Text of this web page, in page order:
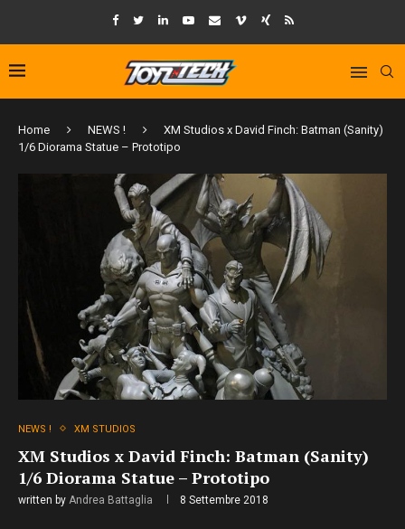
Home NEWS !
XM Studios x David Finch: Batman (Sanity)
1/6 Diorama Statue – Prototipo
NEWS ! XM STUDIOS
XM Studios x David Finch: Batman (Sanity)
1/6 Diorama Statue – Prototipo
written by Andrea Battaglia 8 Settembre 2018